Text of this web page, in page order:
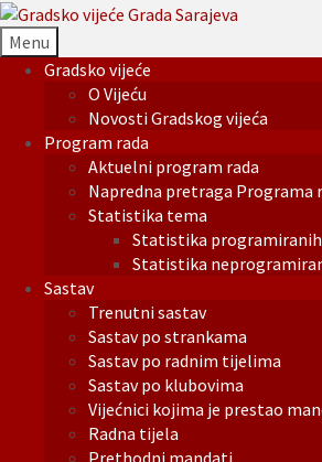
Menu
Gradsko vijeće
O Vijeću
Novosti Gradskog vijeća
Program rada
Aktuelni program rada
Napredna pretraga Programa
Statistika tema
Statistika
Statistika
Sastav
Trenutni sastav
Sastav po strankama
Sastav po radnim tijelima
Sastav po klubovima
Vijećnici kojima je prestao
Radna tijela